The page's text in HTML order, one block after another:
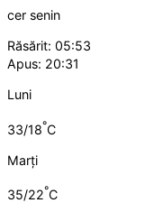
cer senin
Răsărit: 05:53
Apus: 20:31
Luni
33/18°C
Marți
35/22°C